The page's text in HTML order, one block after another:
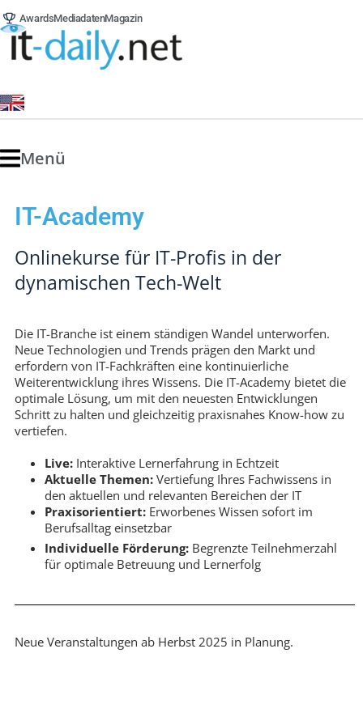
AwardsMediadatenMagazin
Menü
IT-Academy
Onlinekurse für IT-Profis in der
dynamischen Tech-Welt
Die IT-Branche ist einem ständigen Wandel unterworfen.
Neue Technologien und Trends prägen den Markt und
erfordern von IT-Fachkräften eine kontinuierliche
Weiterentwicklung ihres Wissens. Die IT-Academy bietet die
optimale Lösung, um mit den neuesten Entwicklungen
Schritt zu halten und gleichzeitig praxisnahes Know-how zu
vertiefen.
Live: Interaktive Lernerfahrung in Echtzeit
Aktuelle Themen: Vertiefung Ihres Fachwissens in
den aktuellen und relevanten Bereichen der IT
Praxisorientiert: Erworbenes Wissen sofort im
Berufsalltag einsetzbar
Individuelle Förderung: Begrenzte Teilnehmerzahl
für optimale Betreuung und Lernerfolg
Neue Veranstaltungen ab Herbst 2025 in Planung.